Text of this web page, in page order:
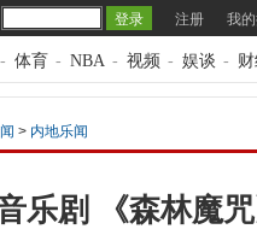
注册 我
- 体育 - NBA - 视频 - 娱谈 -
> 内地乐闻
乐剧 《森林魔